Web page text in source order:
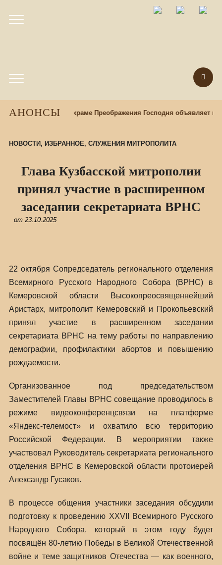
АНОНСЫ
«Наследие» при храме Преображения Господня объявляет
НОВОСТИ , ИЗБРАННОЕ, СЛУЖЕНИЯ МИТРОПОЛИТА
Глава Кузбасской митрополии
принял участие в расширенном
заседании секретариата ВРНС
от 23.10.2025
22 октября Сопредседатель регионального отделения
Всемирного Русского Народного Собора (ВРНС) в
Кемеровской области Высокопреосвященнейший
Аристарх, митрополит Кемеровский и Прокопьевский
принял участие в расширенном заседании
секретариата ВРНС на тему работы по направлению
демографии, профилактики абортов и повышению
рождаемости.
Организованное под председательством
Заместителей Главы ВРНС совещание проводилось в
режиме видеоконференцсвязи на платформе
«Яндекс-телемост» и охватило всю территорию
Российской Федерации. В мероприятии также
участвовал Руководитель секретариата регионального
отделения ВРНС в Кемеровской области протоиерей
Александр Гусаков.
В процессе общения участники заседания обсудили
подготовку к проведению XXVII Всемирного Русского
Народного Собора, который в этом году будет
посвящён 80-летию Победы в Великой Отечественной
войне и теме защитников Отечества ― как военного,